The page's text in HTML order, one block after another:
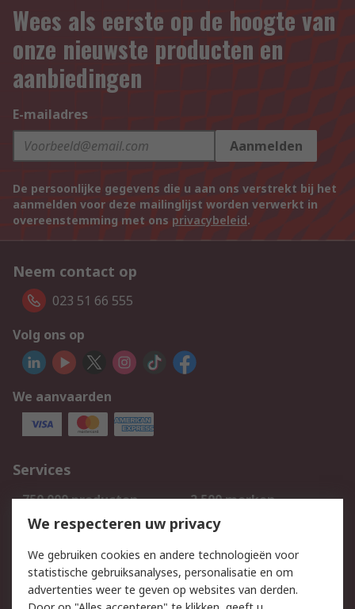
Wees als eerste op de hoogte van
onze nieuwste producten en
aanbiedingen
E-mailadres
Aanmelden
De persoonlijke gegevens die u aan ons verstrekt bij het
aanmelden voor deze mailinglijst worden verwerkt in
overeenstemming met ons privacybeleid.
Neem contact op
023 51 66 555
Volg ons op
We aanvaarden
Services
750.000 producten
2.500 merken
Bestellen
Inkoopoplossingen
Track & Trace
We respecteren uw privacy
We gebruiken cookies en andere technologieën voor
statistische gebruiksanalyses, personalisatie en om
advertenties weer te geven op websites van derden.